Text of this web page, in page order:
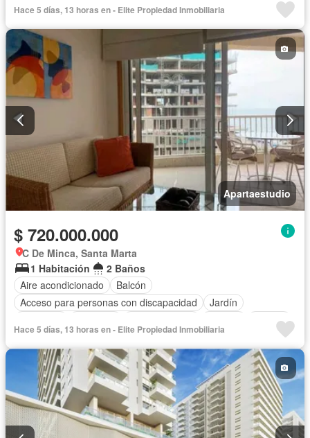
Ascensor
Gas natural Vista panorámica
Seguridad privada
Agua
Hace 5 días, 13 horas en - Elite Propiedad Inmobiliaria
Apartaestudio
$ 720.000.000
C De Minca, Santa Marta
1 Habitación
2 Baños
Aire acondicionado
Balcón
Acceso para personas con discapacidad
Jardín
Jacuzzi
Ascensor
Gas natural Vista panorámica
Seguridad privada
Piscina Agua
Hace 5 días, 13 horas en - Elite Propiedad Inmobiliaria